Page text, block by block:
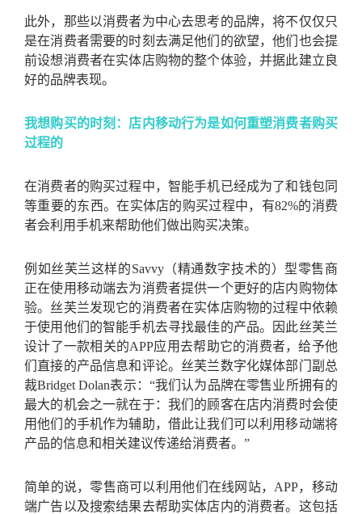
此外，那些以消费者为中心去思考的品牌，将不仅仅只
是在消费者需要的时刻去满足他们的欲望，他们也会提
前设想消费者在实体店购物的整个体验，并据此建立良
好的品牌表现。
我想购买的时刻：店内移动行为是如何重塑消费者购买
过程的
在消费者的购买过程中，智能手机已经成为了和钱包同
等重要的东西。在实体店的购买过程中，有82%的消费
者会利用手机来帮助他们做出购买决策。
例如丝芙兰这样的Savvy（精通数字技术的）型零售商
正在使用移动端去为消费者提供一个更好的店内购物体
验。丝芙兰发现它的消费者在实体店购物的过程中依赖
于使用他们的智能手机去寻找最佳的产品。因此丝芙兰
设计了一款相关的APP应用去帮助它的消费者，给予他
们直接的产品信息和评论。丝芙兰数字化媒体部门副总
裁Bridget Dolan表示：“我们认为品牌在零售业所拥有的
最大的机会之一就在于：我们的顾客在店内消费时会使
用他们的手机作为辅助，借此让我们可以利用移动端将
产品的信息和相关建议传递给消费者。”
简单的说，零售商可以利用他们在线网站，APP，移动
端广告以及搜索结果去帮助实体店内的消费者。这包括